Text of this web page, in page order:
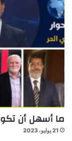
ما أسهل أن
21 يوليو، 2023